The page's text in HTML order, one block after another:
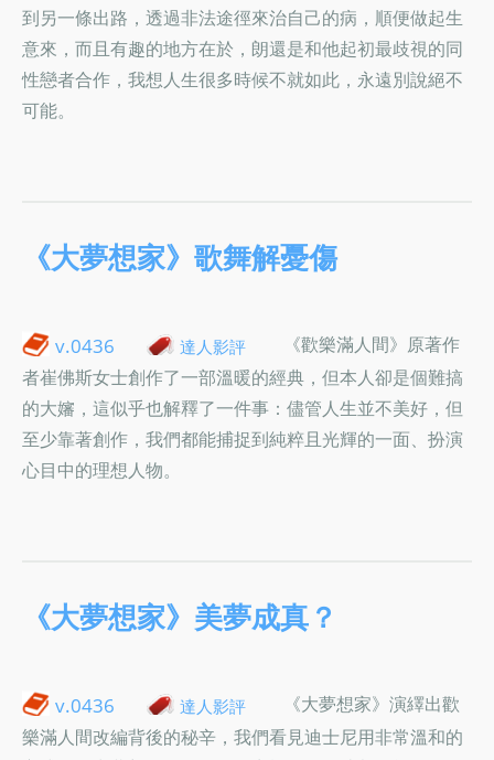
到另一條出路，透過非法途徑來治自己的病，順便做起生
意來，而且有趣的地方在於，朗還是和他起初最歧視的同
性戀者合作，我想人生很多時候不就如此，永遠別說絕不
可能。
《大夢想家》歌舞解憂傷
v.0436 達人影評
《歡樂滿人間》原著作
者崔佛斯女士創作了一部溫暖的經典，但本人卻是個難搞
的大嬸，這似乎也解釋了一件事：儘管人生並不美好，但
至少靠著創作，我們都能捕捉到純粹且光輝的一面、扮演
心目中的理想人物。
《大夢想家》美夢成真？
v.0436 達人影評
《大夢想家》演繹出歡
樂滿人間改編背後的秘辛，我們看見迪士尼用非常溫和的